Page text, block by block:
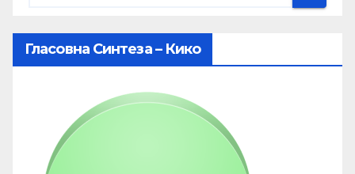
Гласовна Синтеза – Кико